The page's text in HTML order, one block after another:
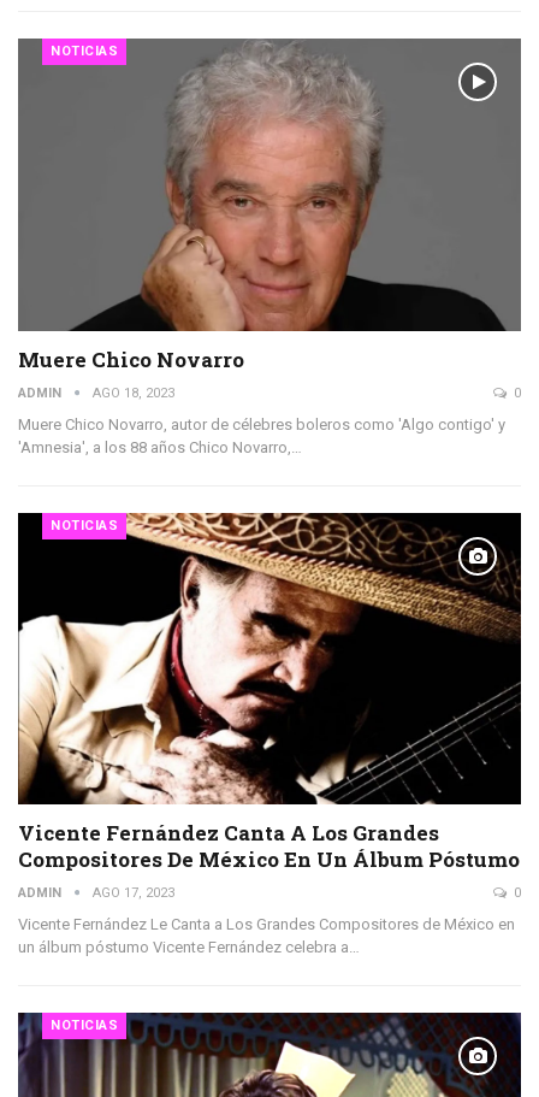
NOTICIAS
Muere Chico Novarro
ADMIN AGO 18, 2023 0
Muere Chico Novarro, autor de célebres boleros como 'Algo contigo' y
'Amnesia', a los 88 años Chico Novarro,…
NOTICIAS
Vicente Fernández Canta A Los Grandes
Compositores De México En Un Álbum Póstumo
ADMIN AGO 17, 2023 0
Vicente Fernández Le Canta a Los Grandes Compositores de México en
un álbum póstumo Vicente Fernández celebra a…
NOTICIAS